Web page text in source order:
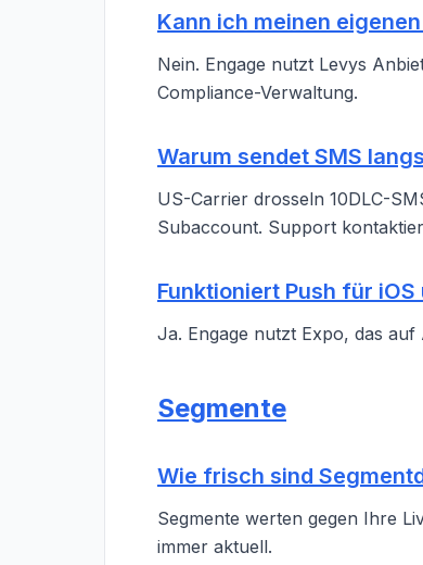
Kann ich meinen
Nein. Engage nutzt Levys
Compliance-Verwaltung.
Warum sendet SMS
US-Carrier drosseln 10DLC-
Subaccount. Support
Funktioniert Push für iOS
Ja. Engage nutzt Expo, das
Segmente
Wie frisch sind
Segmente werten gegen Ihre
immer aktuell.